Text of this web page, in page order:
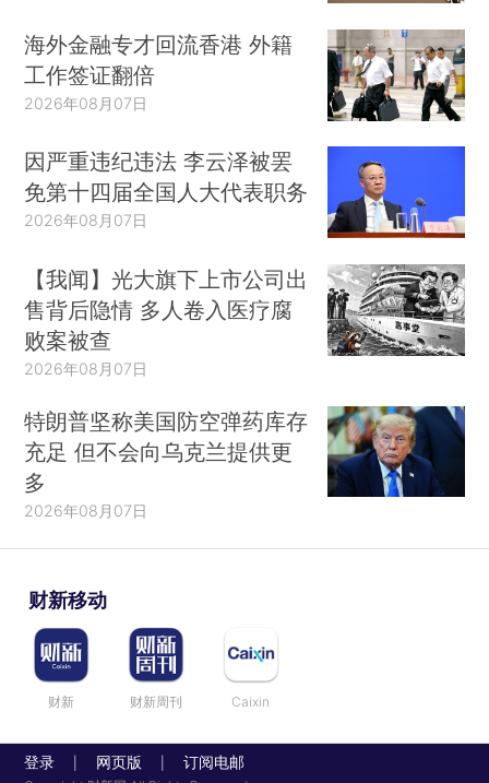
海外金融专才回流香港 外籍
工作签证翻倍
2026年08月07日
因严重违纪违法 李云泽被罢
免第十四届全国人大代表职务
2026年08月07日
【我闻】光大旗下上市公司出
售背后隐情 多人卷入医疗腐
败案被查
2026年08月07日
特朗普坚称美国防空弹药库存
充足 但不会向乌克兰提供更
多
2026年08月07日
财新移动
财新 财新周刊 Caixin
登录 网页版 订阅电邮